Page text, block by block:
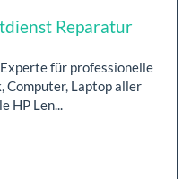
Reparatur
für professionelle
Computer, Laptop aller
HP Len...